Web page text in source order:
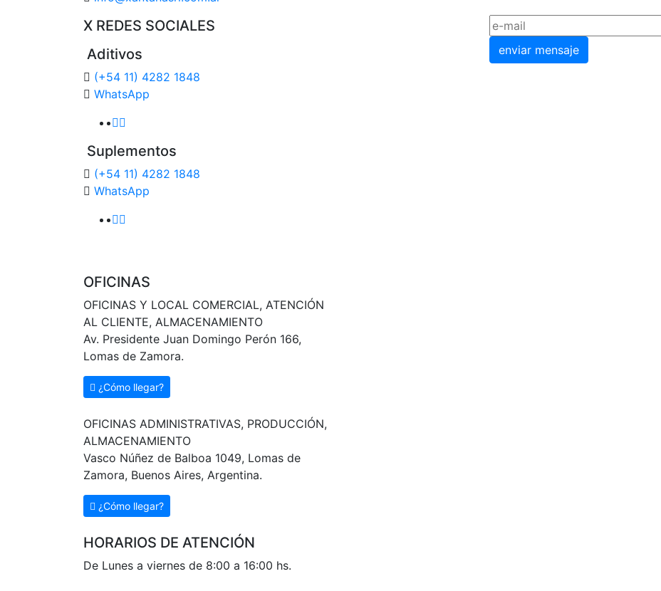
X REDES SOCIALES
Aditivos
(+54 11) 4282 1848
WhatsApp
Suplementos
(+54 11) 4282 1848
WhatsApp
enviar mensaje
OFICINAS
OFICINAS Y LOCAL COMERCIAL, ATENCIÓN
AL CLIENTE, ALMACENAMIENTO
Av. Presidente Juan Domingo Perón 166,
Lomas de Zamora.
¿Cómo llegar?
OFICINAS ADMINISTRATIVAS, PRODUCCIÓN,
ALMACENAMIENTO
Vasco Núñez de Balboa 1049, Lomas de
Zamora, Buenos Aires, Argentina.
¿Cómo llegar?
HORARIOS DE ATENCIÓN
De Lunes a viernes de 8:00 a 16:00 hs.